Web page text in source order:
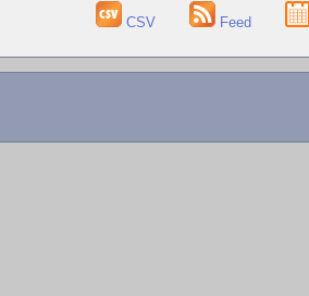
CSV Feed